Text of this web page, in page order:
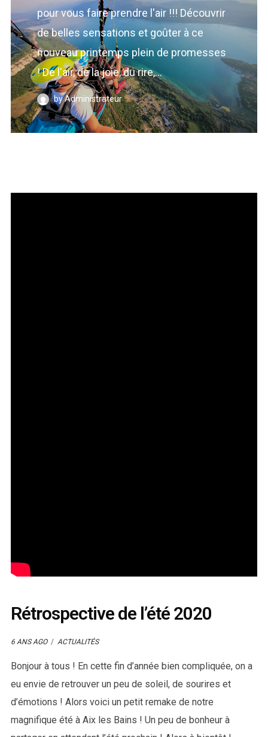
pour vous faire prendre l'air !!! Découvrir
de belles sensations et goûter à ce
nouveau printemps plein de promesses
! De l'air, de la joie, du rire,...
by Administrateur
Rétrospective de l’été 2020
6 ANS AGO ACTUALITÉS
Bonjour à tous ! En cette fin d’année bien compliquée, on a
eu envie de retrouver un peu de soleil, de sourires et
d’émotions ! Alors voici un petit remake de notre
magnifique été à Aix les Bains ! Un peu de bonheur à